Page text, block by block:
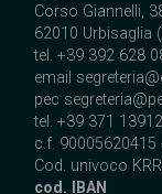
Corso Giannelli,
62010 Urbisaglia
tel. +39 392 628
email
pec
tel. +39 371
c.f. 90005620415
Cod. univoco
cod. IBAN